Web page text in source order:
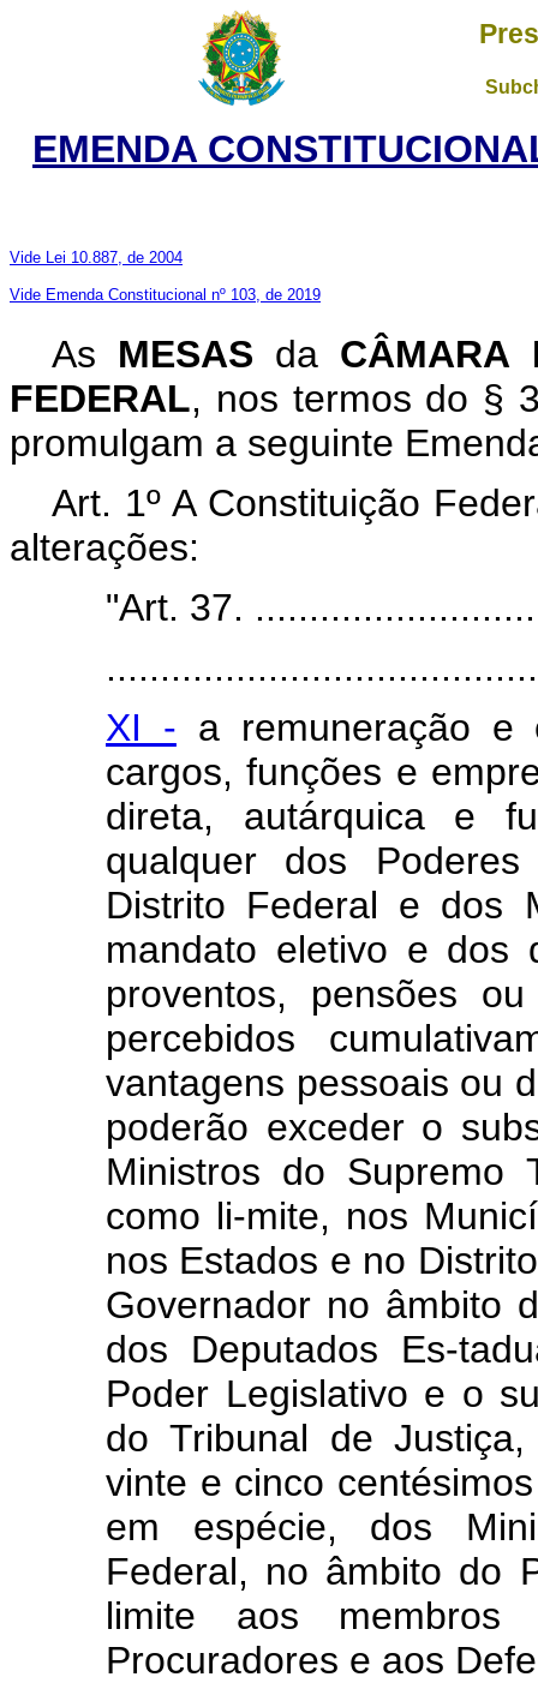
EMENDA
Vide Lei 10.887, de 2004
Vide Emenda Constitucional nº 103, de 2019
As MESAS da CÂMARA
FEDERAL, nos termos do §
promulgam a seguinte
Art. 1º A Constituição
alterações:
"Art. 37.
XI - a remuneração e
cargos, funções e
direta, autárquica e
qualquer dos
Distrito Federal e dos
mandato eletivo e dos
proventos, pensões
percebidos
vantagens pessoais ou
poderão exceder o
Ministros do Supremo
como li-mite, nos
nos Estados e no
Governador no âmbito
dos Deputados Es-
Poder Legislativo e o
do Tribunal de
vinte e cinco
em espécie, dos
Federal, no âmbito do
limite aos membros
Procuradores e aos